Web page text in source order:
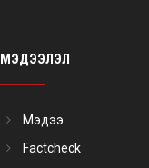
МЭДЭЭЛЭЛ
Мэдээ
Factcheck